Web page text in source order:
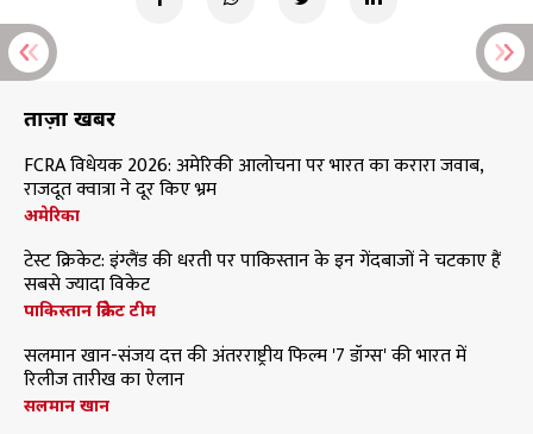
ताज़ा खबरें
FCRA विधेयक 2026: अमेरिकी आलोचना पर भारत का करारा जवाब,
राजदूत क्वात्रा ने दूर किए भ्रम
अमेरिका
टेस्ट क्रिकेट: इंग्लैंड की धरती पर पाकिस्तान के इन गेंदबाजों ने चटकाए हैं
सबसे ज्यादा विकेट
पाकिस्तान क्रिकेट टीम
सलमान खान-संजय दत्त की अंतरराष्ट्रीय फिल्म '7 डॉग्स' की भारत में
रिलीज तारीख का ऐलान
सलमान खान